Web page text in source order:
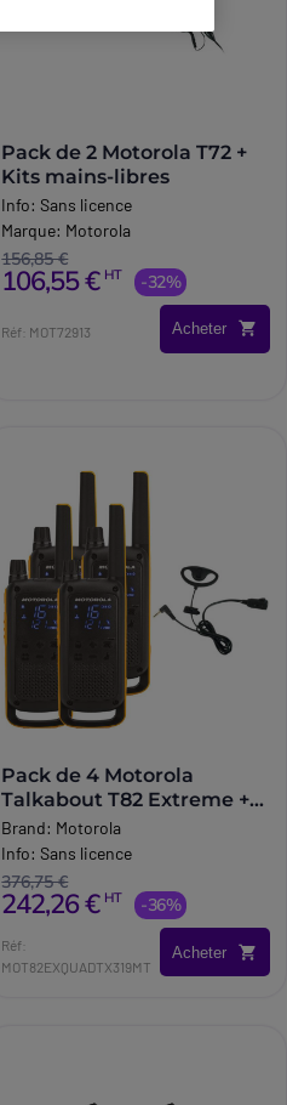
Pack de 2 Motorola T72 +
Kits mains-libres
Info:Sans licence
Marque: Motorola
156,85 €
106,55 € HT -32%
Réf: MOT72913 Acheter
Pack de 4 Motorola
Talkabout T82 Extreme +
Kit Earloop
Brand: Motorola
Info:Sans licence
376,75 €
242,26 € HT -36%
Réf:
MOT82EXQUADTX319MT
Acheter